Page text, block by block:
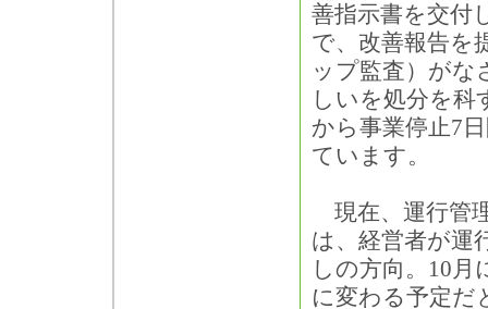
善指示書を交付
で、改善報告を
ップ監査）がな
しいを処分を科
から事業停止7
ています。
現在、運行管
は、経営者が運
しの方向。10月
に変わる予定だ